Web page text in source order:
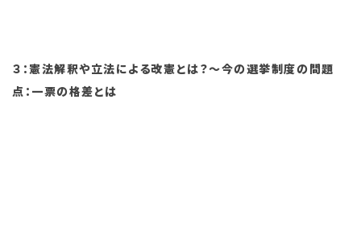
３：憲法解釈や立法による改憲とは？～今の選挙制度の問題
点：一票の格差とは